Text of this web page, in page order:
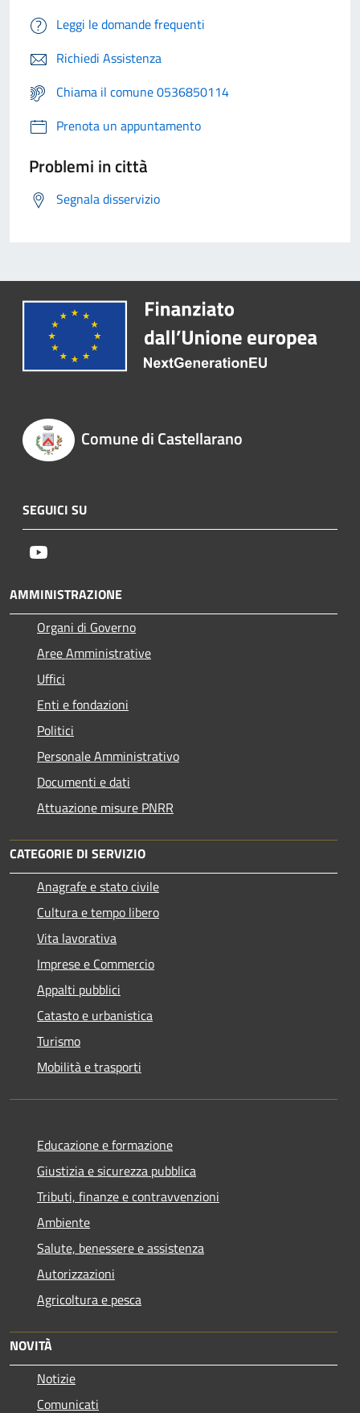
Leggi le domande frequenti
Richiedi Assistenza
Chiama il comune 0536850114
Prenota un appuntamento
Problemi in città
Segnala disservizio
Comune di Castellarano
SEGUICI SU
AMMINISTRAZIONE
Organi di Governo
Aree Amministrative
Uffici
Enti e fondazioni
Politici
Personale Amministrativo
Documenti e dati
Attuazione misure PNRR
CATEGORIE DI SERVIZIO
Anagrafe e stato civile
Cultura e tempo libero
Vita lavorativa
Imprese e Commercio
Appalti pubblici
Catasto e urbanistica
Turismo
Mobilità e trasporti
Educazione e formazione
Giustizia e sicurezza pubblica
Tributi, finanze e contravvenzioni
Ambiente
Salute, benessere e assistenza
Autorizzazioni
Agricoltura e pesca
NOVITÀ
Notizie
Comunicati